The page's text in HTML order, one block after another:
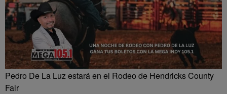
Pedro De La Luz estará en el Rodeo de Hendricks County
Fair